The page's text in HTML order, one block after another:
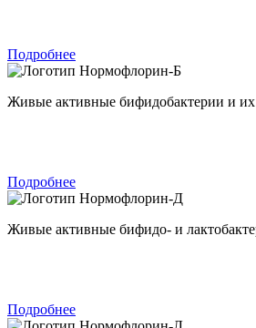
Подробнее
Нормофлорин-Б
Живые активные бифидобактерии и
Подробнее
Нормофлорин-Д
Живые активные бифидо- и
Подробнее